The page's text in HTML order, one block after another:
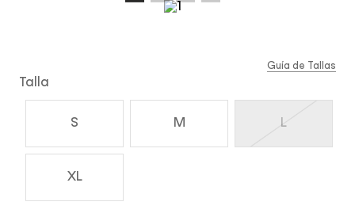
Talla
S M L
XL
Guía de Tallas